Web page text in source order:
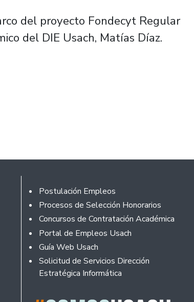
del proyecto Fondecyt Regular
del DIE Usach, Matías Díaz.
Footer
Postulación Empleos
Procesos de Selección Honorarios
Concursos de Contratación Académica
Portal de Empleos Usach
Guía Web Usach
Solicitud de Servicios Dirección
Estratégica Informática